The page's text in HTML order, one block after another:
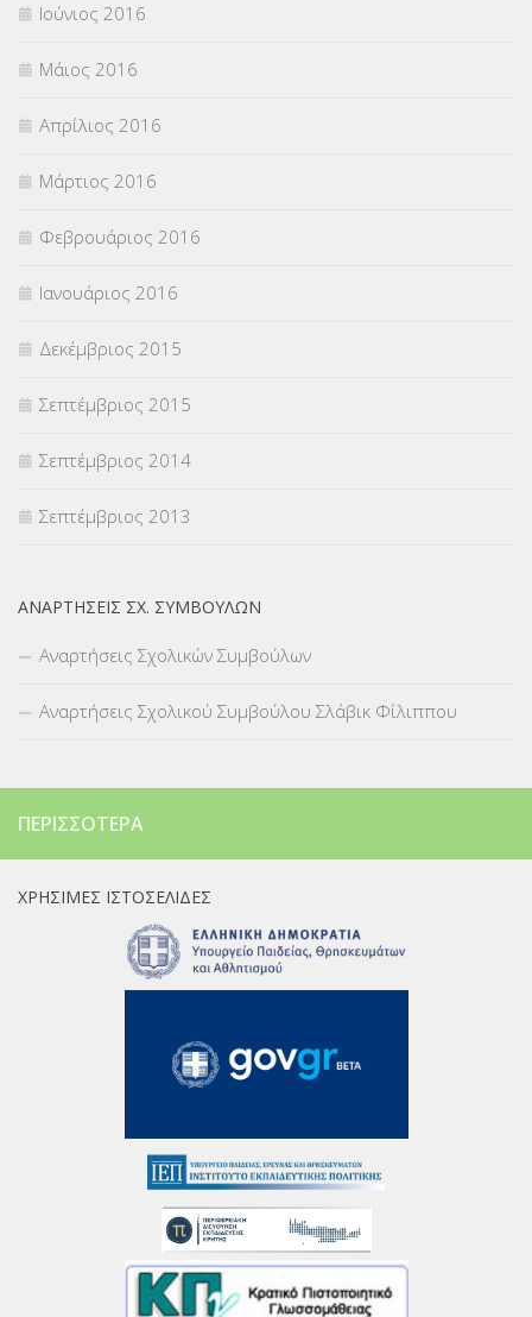
Ιούνιος 2016
Μάιος 2016
Απρίλιος 2016
Μάρτιος 2016
Φεβρουάριος 2016
Ιανουάριος 2016
Δεκέμβριος 2015
Σεπτέμβριος 2015
Σεπτέμβριος 2014
Σεπτέμβριος 2013
ΑΝΑΡΤΉΣΕΙΣ ΣΧ. ΣΥΜΒΟΎΛΩΝ
Αναρτήσεις Σχολικών Συμβούλων
Αναρτήσεις Σχολικού Συμβούλου Σλάβικ Φίλιππου
ΠΕΡΙΣΣΌΤΕΡΑ
ΧΡΉΣΙΜΕΣ ΙΣΤΟΣΕΛΊΔΕΣ